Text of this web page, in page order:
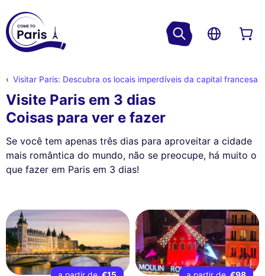
Visitar Paris: Descubra os locais imperdíveis da capital francesa
Visite Paris em 3 dias
Coisas para ver e fazer
Se você tem apenas três dias para aproveitar a cidade
mais romântica do mundo, não se preocupe, há muito o
que fazer em Paris em 3 dias!